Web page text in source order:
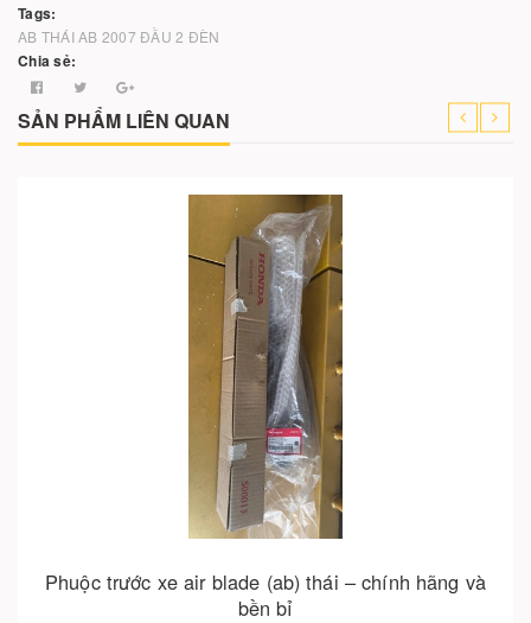
Tags:
AB THÁI AB 2007 ĐẦU 2 ĐÈN
Chia sẻ:
SẢN PHẨM LIÊN QUAN
Phuộc sau air blade (ab) thái – giảm xóc bền bỉ,
vận hành êm ái
Cho vào giỏ hàng